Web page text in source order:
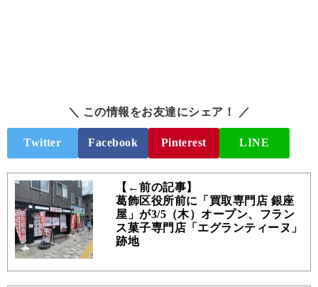
＼ この情報をお友達にシェア！ ／
Twitter Facebook Pinterest LINE
【←前の記事】
葛飾区役所前に「買取専門店 銀座
屋」が3/5（木）オープン、フラン
ス菓子専門店「エグランティーヌ」
跡地